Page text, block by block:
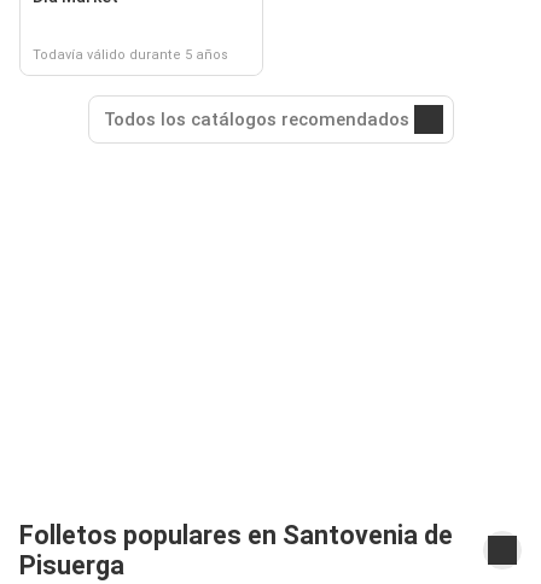
Todavía válido durante 5 años
Todos los catálogos recomendados
Folletos populares en Santovenia de
Pisuerga